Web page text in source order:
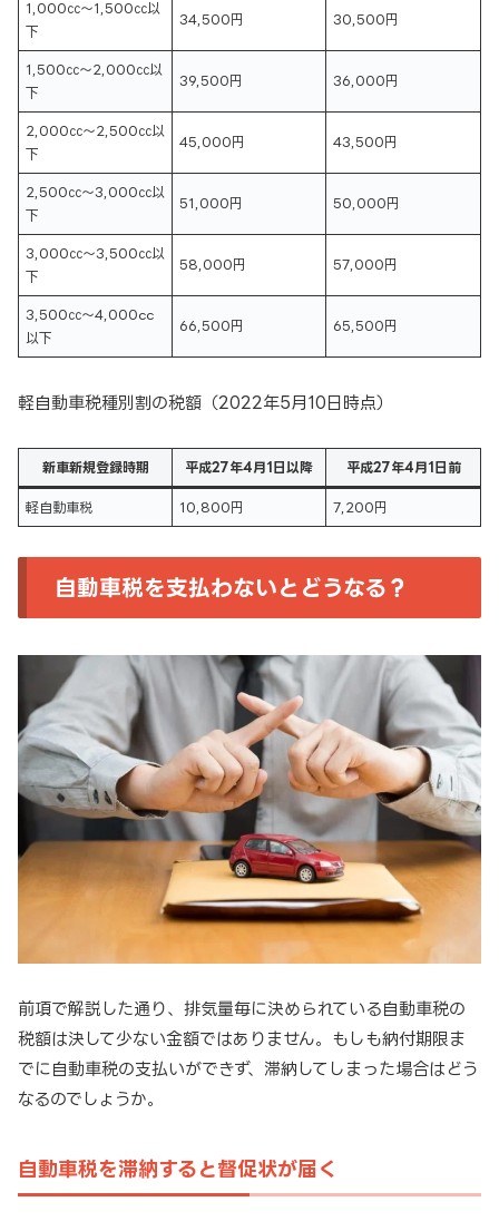
1,000㏄～1,500㏄以
下
34,500円 30,500円
1,500㏄～2,000㏄以
下
39,500円 36,000円
2,000㏄～2,500㏄以
下
45,000円 43,500円
2,500㏄～3,000㏄以
下
51,000円 50,000円
3,000㏄～3,500㏄以
下
58,000円 57,000円
3,500㏄～4,000cc
以下
66,500円 65,500円
軽自動車税種別割の税額（2022年5月10日時点）
新車新規登録時期 平成27年4月1日以降 平成27年4月1日前
軽自動車税 10,800円 7,200円
自動車税を支払わないとどうなる？
前項で解説した通り、排気量毎に決められている自動車税の
税額は決して少ない金額ではありません。もしも納付期限ま
でに自動車税の支払いができず、滞納してしまった場合はどう
なるのでしょうか。
自動車税を滞納すると督促状が届く